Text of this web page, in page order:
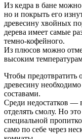
Из кедра в бане можно
но и покрыть его
древесину хвойных
дерева имеет самые
темно-кофейного.
Из плюсов можно
высоким
Чтобы предотвратить
древесину
составами.
Среди недостатков —
отделять смолу. Но
специальной
само по себе через